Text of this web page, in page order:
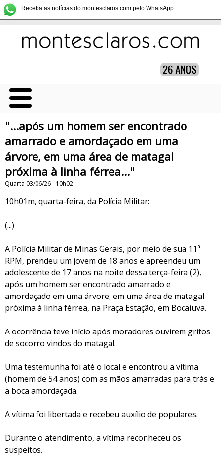
Receba as notícias do montesclaros.com pelo WhatsApp
"...após um homem ser encontrado
amarrado e amordaçado em uma
árvore, em uma área de matagal
próxima à linha férrea..."
Quarta 03/06/26 - 10h02
10h01m, quarta-feira, da Polícia Militar:
(...)
A Polícia Militar de Minas Gerais, por meio de sua 11ª
RPM, prendeu um jovem de 18 anos e apreendeu um
adolescente de 17 anos na noite dessa terça-feira (2),
após um homem ser encontrado amarrado e
amordaçado em uma árvore, em uma área de matagal
próxima à linha férrea, na Praça Estação, em Bocaiuva.
A ocorrência teve início após moradores ouvirem gritos
de socorro vindos do matagal.
Uma testemunha foi até o local e encontrou a vítima
(homem de 54 anos) com as mãos amarradas para trás e
a boca amordaçada.
A vítima foi libertada e recebeu auxílio de populares.
Durante o atendimento, a vítima reconheceu os
suspeitos.